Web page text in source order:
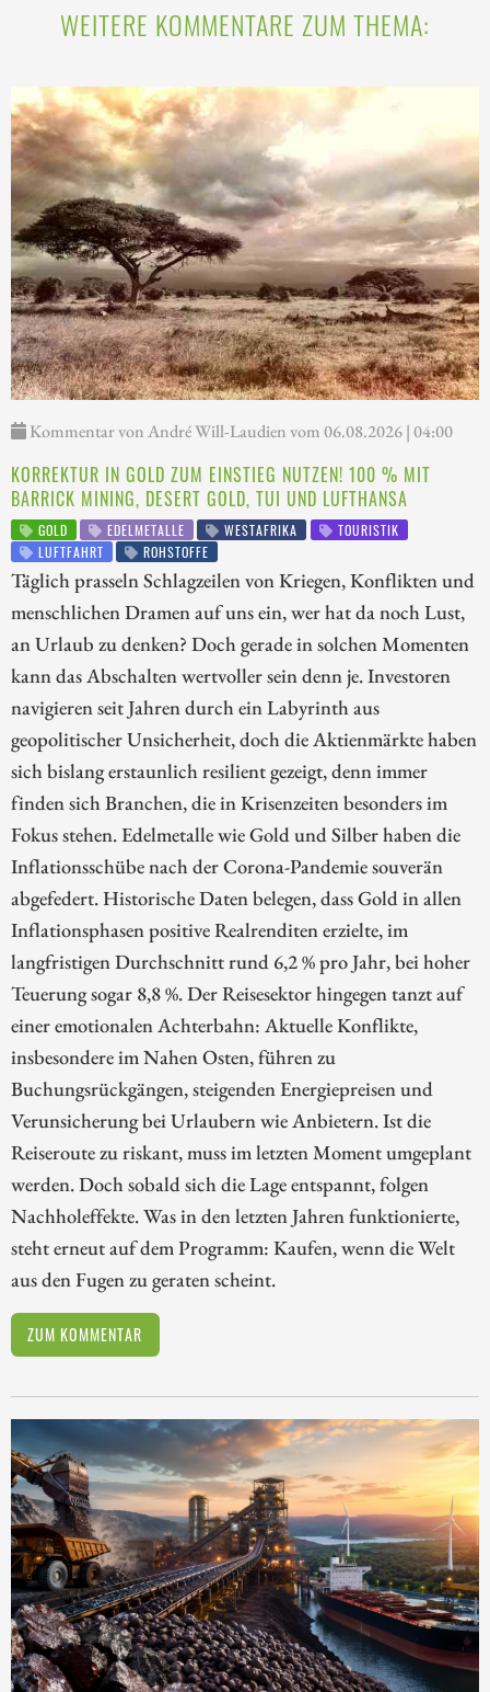
WEITERE KOMMENTARE ZUM THEMA:
Kommentar von André Will-Laudien vom 06.08.2026 | 04:00
KORREKTUR IN GOLD ZUM EINSTIEG NUTZEN! 100 % MIT
BARRICK MINING, DESERT GOLD, TUI UND LUFTHANSA
GOLD EDELMETALLE WESTAFRIKA
TOURISTIK
LUFTFAHRT
ROHSTOFFE
Täglich prasseln Schlagzeilen von Kriegen, Konflikten und
menschlichen Dramen auf uns ein, wer hat da noch Lust,
an Urlaub zu denken? Doch gerade in solchen Momenten
kann das Abschalten wertvoller sein denn je. Investoren
navigieren seit Jahren durch ein Labyrinth aus
geopolitischer Unsicherheit, doch die Aktienmärkte haben
sich bislang erstaunlich resilient gezeigt, denn immer
finden sich Branchen, die in Krisenzeiten besonders im
Fokus stehen. Edelmetalle wie Gold und Silber haben die
Inflationsschübe nach der Corona-Pandemie souverän
abgefedert. Historische Daten belegen, dass Gold in allen
Inflationsphasen positive Realrenditen erzielte, im
langfristigen Durchschnitt rund 6,2 % pro Jahr, bei hoher
Teuerung sogar 8,8 %. Der Reisesektor hingegen tanzt auf
einer emotionalen Achterbahn: Aktuelle Konflikte,
insbesondere im Nahen Osten, führen zu
Buchungsrückgängen, steigenden Energiepreisen und
Verunsicherung bei Urlaubern wie Anbietern. Ist die
Reiseroute zu riskant, muss im letzten Moment umgeplant
werden. Doch sobald sich die Lage entspannt, folgen
Nachholeffekte. Was in den letzten Jahren funktionierte,
steht erneut auf dem Programm: Kaufen, wenn die Welt
aus den Fugen zu geraten scheint.
ZUM KOMMENTAR